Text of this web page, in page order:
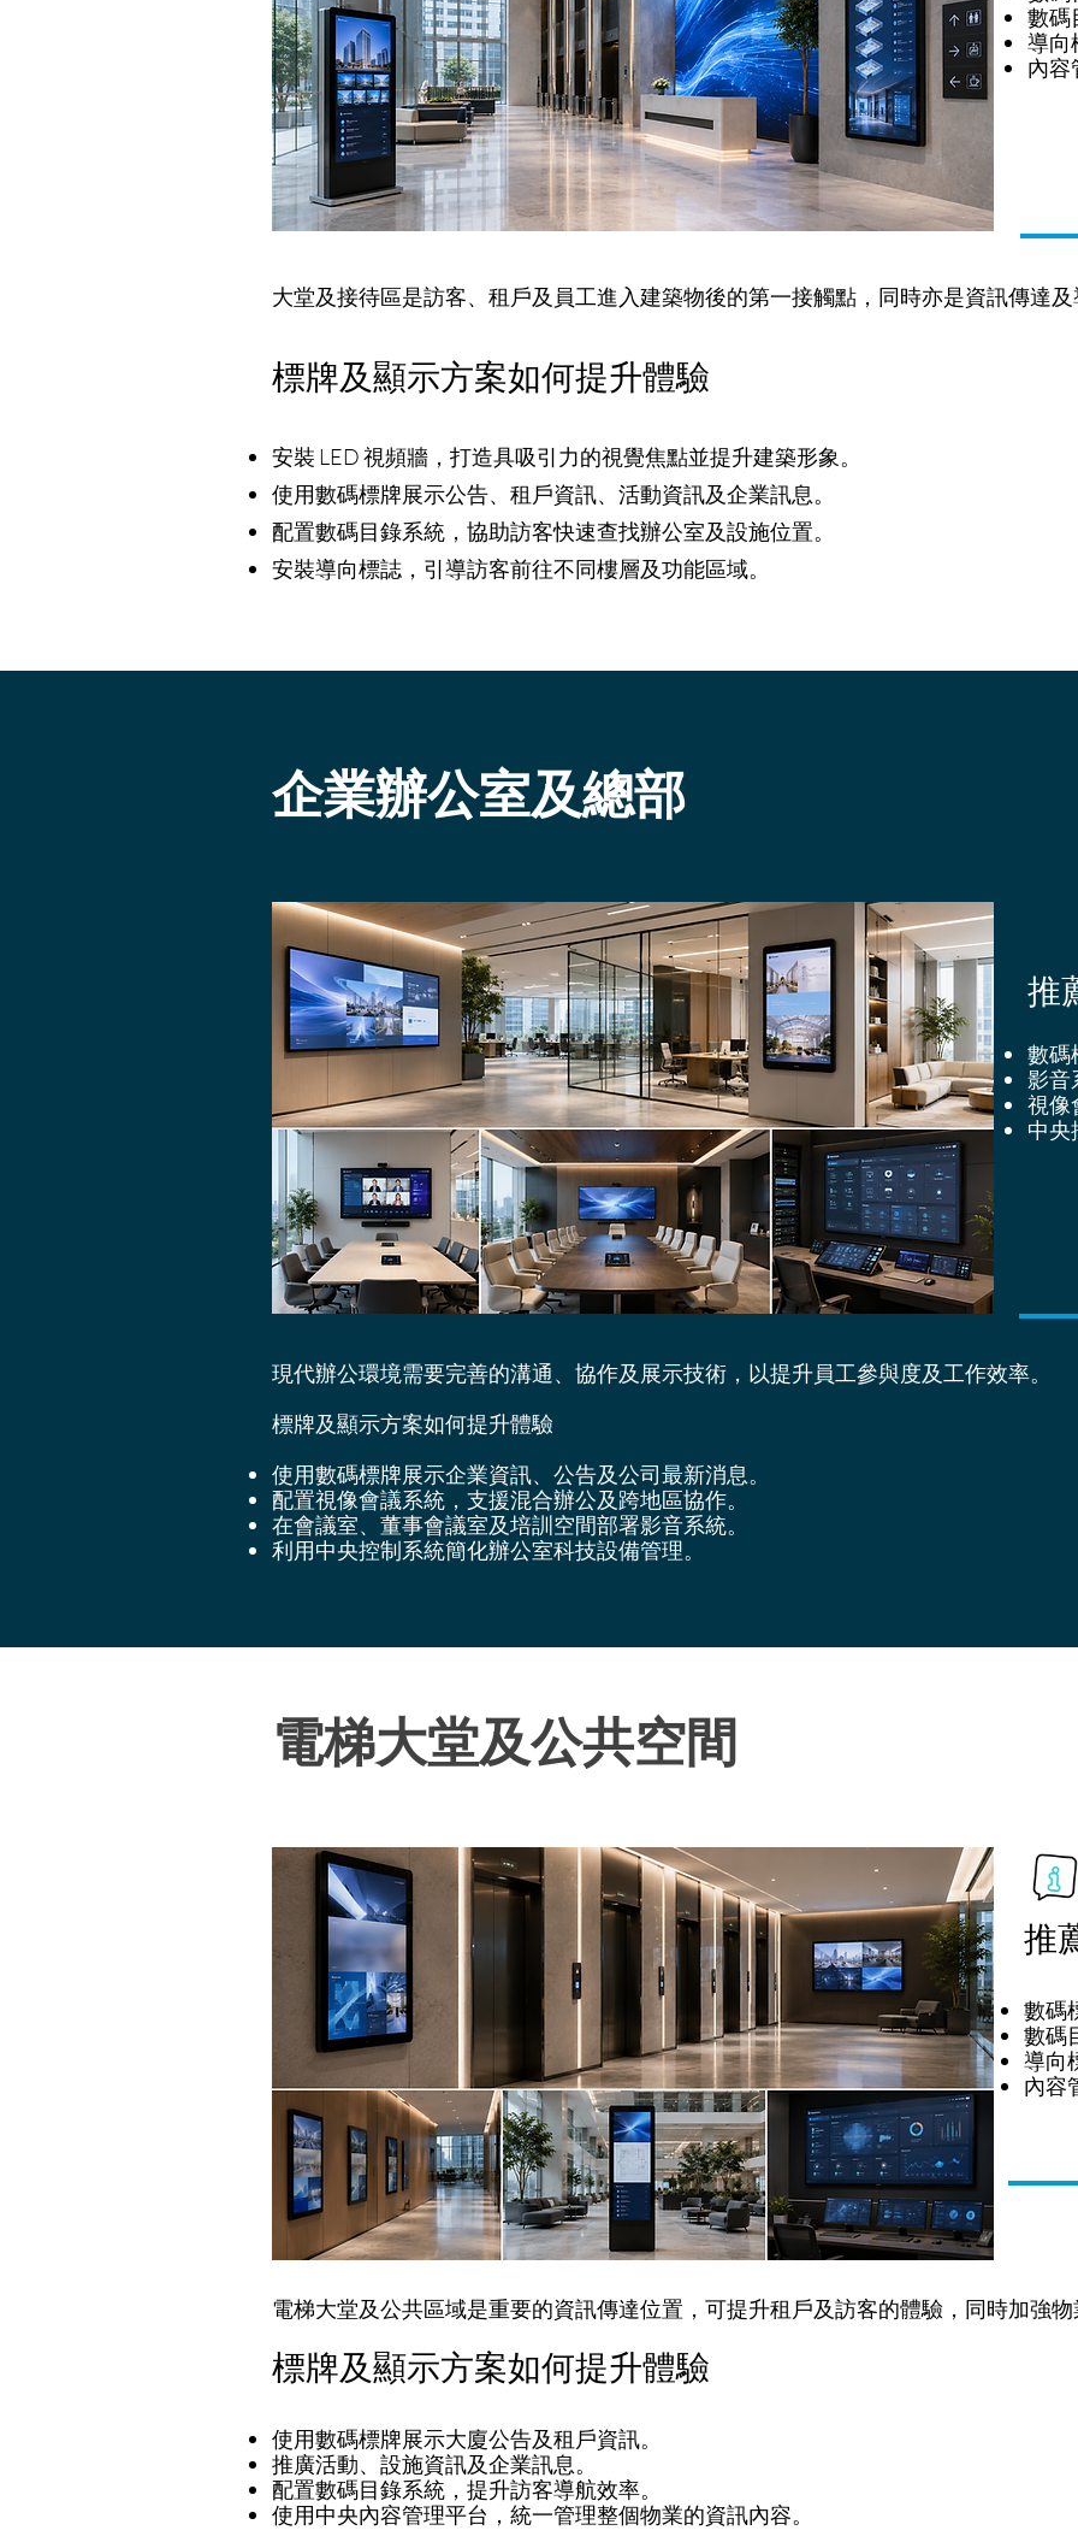
數碼
導向
內容
大堂及接待區是訪客、租戶及員工進入建築物後的第一接觸點，同時亦是資訊傳達
標牌及顯示方案如何提升體驗
安裝 LED 視頻牆，打造具吸引力的視覺焦點並提升建築形象。
使用數碼標牌展示公告、租戶資訊、活動資訊及企業訊息。
配置數碼目錄系統，協助訪客快速查找辦公室及設施位置。
安裝導向標誌，引導訪客前往不同樓層及功能區域。
電梯大堂及公共空間
推
數碼
數碼
導向
內容
電梯大堂及公共區域是重要的資訊傳達位置，可提升租戶及訪客的體驗，同時加強
標牌及顯示方案如何提升體驗
使用數碼標牌展示大廈公告及租戶資訊。
推廣活動、設施資訊及企業訊息。
配置數碼目錄系統，提升訪客導航效率。
使用中央內容管理平台，統一管理整個物業的資訊內容。
企業辦公室及總部
推
數碼
影音
視像
中央
現代辦公環境需要完善的溝通、協作及展示技術，以提升員工參與度及工作效率。
標牌及顯示方案如何提升體驗
使用數碼標牌展示企業資訊、公告及公司最新消息。
配置視像會議系統，支援混合辦公及跨地區協作。
在會議室、董事會議室及培訓空間部署影音系統。
利用中央控制系統簡化辦公室科技設備管理。